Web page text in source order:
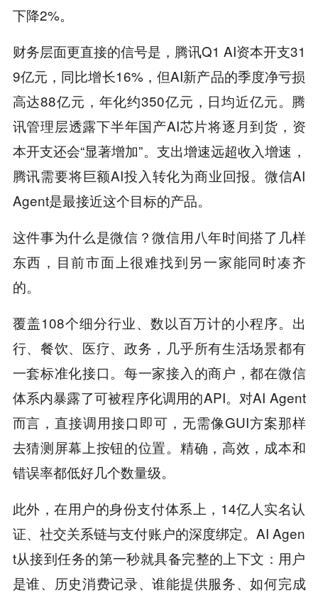
下降2%。
财务层面更直接的信号是，腾讯Q1 AI资本开支31
9亿元，同比增长16%，但AI新产品的季度净亏损
高达88亿元，年化约350亿元，日均近亿元。腾
讯管理层透露下半年国产AI芯片将逐月到货，资
本开支还会“显著增加”。支出增速远超收入增速，
腾讯需要将巨额AI投入转化为商业回报。微信AI
Agent是最接近这个目标的产品。
这件事为什么是微信？微信用八年时间搭了几样
东西，目前市面上很难找到另一家能同时凑齐
的。
覆盖108个细分行业、数以百万计的小程序。出
行、餐饮、医疗、政务，几乎所有生活场景都有
一套标准化接口。每一家接入的商户，都在微信
体系内暴露了可被程序化调用的API。对AI Agent
而言，直接调用接口即可，无需像GUI方案那样
去猜测屏幕上按钮的位置。精确，高效，成本和
错误率都低好几个数量级。
此外，在用户的身份支付体系上，14亿人实名认
证、社交关系链与支付账户的深度绑定。AI Agen
t从接到任务的第一秒就具备完整的上下文：用户
是谁、历史消费记录、谁能提供服务、如何完成